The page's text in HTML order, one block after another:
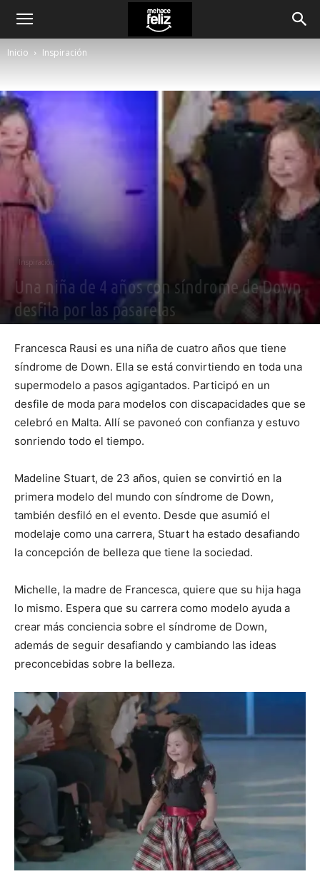
Inicio Inspiración
Inspiración
Una niña de 4 años con síndrome de Down
desfila por las pasarelas
Francesca Rausi es una niña de cuatro años que tiene
síndrome de Down. Ella se está convirtiendo en toda una
supermodelo a pasos agigantados. Participó en un
desfile de moda para modelos con discapacidades que se
celebró en Malta. Allí se pavoneó con confianza y estuvo
sonriendo todo el tiempo.
Madeline Stuart, de 23 años, quien se convirtió en la
primera modelo del mundo con síndrome de Down,
también desfiló en el evento. Desde que asumió el
modelaje como una carrera, Stuart ha estado desafiando
la concepción de belleza que tiene la sociedad.
Michelle, la madre de Francesca, quiere que su hija haga
lo mismo. Espera que su carrera como modelo ayuda a
crear más conciencia sobre el síndrome de Down,
además de seguir desafiando y cambiando las ideas
preconcebidas sobre la belleza.